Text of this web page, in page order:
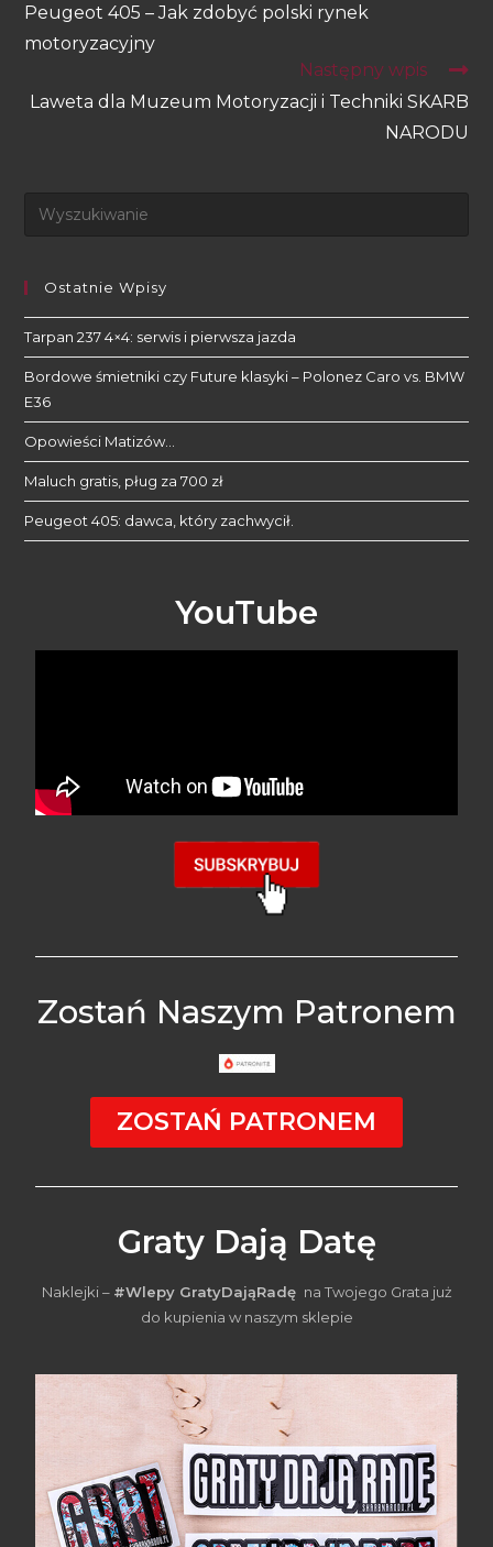
Peugeot 405 – Jak zdobyć polski rynek
motoryzacyjny
Następny wpis
Laweta dla Muzeum Motoryzacji i Techniki SKARB
NARODU
Ostatnie Wpisy
Tarpan 237 4×4: serwis i pierwsza jazda
Bordowe śmietniki czy Future klasyki – Polonez Caro vs. BMW
E36
Opowieści Matizów…
Maluch gratis, pług za 700 zł
Peugeot 405: dawca, który zachwycił.
YouTube
Zostań Naszym Patronem
ZOSTAŃ PATRONEM
Graty Dają Datę
Naklejki – #Wlepy GratyDająRadę na Twojego Grata już
do kupienia w naszym sklepie